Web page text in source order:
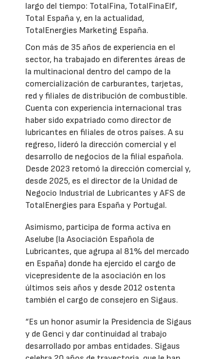
largo del tiempo: TotalFina, TotalFinaElf,
Total España y, en la actualidad,
TotalEnergies Marketing España.
Con más de 35 años de experiencia en el
sector, ha trabajado en diferentes áreas de
la multinacional dentro del campo de la
comercialización de carburantes, tarjetas,
red y filiales de distribución de combustible.
Cuenta con experiencia internacional tras
haber sido expatriado como director de
lubricantes en filiales de otros países. A su
regreso, lideró la dirección comercial y el
desarrollo de negocios de la filial española.
Desde 2023 retomó la dirección comercial y,
desde 2025, es el director de la Unidad de
Negocio Industrial de Lubricantes y AFS de
TotalEnergies para España y Portugal.
Asimismo, participa de forma activa en
Aselube (la Asociación Española de
Lubricantes, que agrupa al 81% del mercado
en España) donde ha ejercido el cargo de
vicepresidente de la asociación en los
últimos seis años y desde 2012 ostenta
también el cargo de consejero en Sigaus.
“Es un honor asumir la Presidencia de Sigaus
y de Genci y dar continuidad al trabajo
desarrollado por ambas entidades. Sigaus